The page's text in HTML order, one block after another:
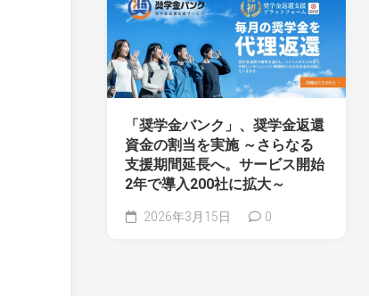
「奨学金バンク」、奨学金返還
資金の割当を実施 ～さらなる
支援期間延長へ。サービス開始
2年で導入200社に拡大～
2026年3月15日 0